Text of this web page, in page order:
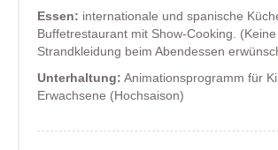
Essen: internationale und spanische
Buffetrestaurant mit Show-Cooking. (Keine
Strandkleidung beim Abendessen
Unterhaltung: Animationsprogramm für
Erwachsene (Hochsaison)